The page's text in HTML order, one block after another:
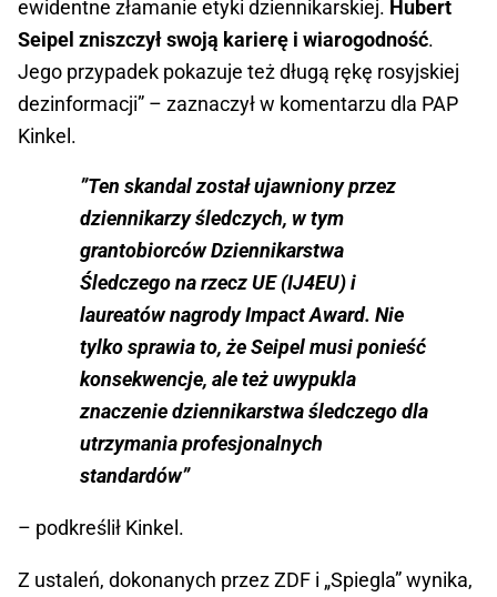
ewidentne złamanie etyki dziennikarskiej. Hubert
Seipel zniszczył swoją karierę i wiarogodność.
Jego przypadek pokazuje też długą rękę rosyjskiej
dezinformacji” – zaznaczył w komentarzu dla PAP
Kinkel.
”Ten skandal został ujawniony przez
dziennikarzy śledczych, w tym
grantobiorców Dziennikarstwa
Śledczego na rzecz UE (IJ4EU) i
laureatów nagrody Impact Award. Nie
tylko sprawia to, że Seipel musi ponieść
konsekwencje, ale też uwypukla
znaczenie dziennikarstwa śledczego dla
utrzymania profesjonalnych
standardów”
– podkreślił Kinkel.
Z ustaleń, dokonanych przez ZDF i „Spiegla” wynika,